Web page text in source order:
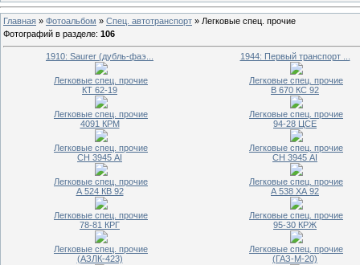
Главная » Фотоальбом » Спец. автотранспорт » Легковые спец. прочие
Фотографий в разделе: 106
1910: Saurer (дубль-фаэ...
Легковые спец. прочие
1944: Первый транспорт ...
Легковые спец. прочие
КТ 62-19
Легковые спец. прочие
В 670 КС 92
Легковые спец. прочие
4091 КРМ
Легковые спец. прочие
94-28 ЦСЕ
Легковые спец. прочие
СН 3945 АI
Легковые спец. прочие
СН 3945 АI
Легковые спец. прочие
А 524 КВ 92
Легковые спец. прочие
А 538 ХА 92
Легковые спец. прочие
78-81 КРГ
Легковые спец. прочие
95-30 КРЖ
Легковые спец. прочие
(АЗЛК-423)
(ГАЗ-М-20)